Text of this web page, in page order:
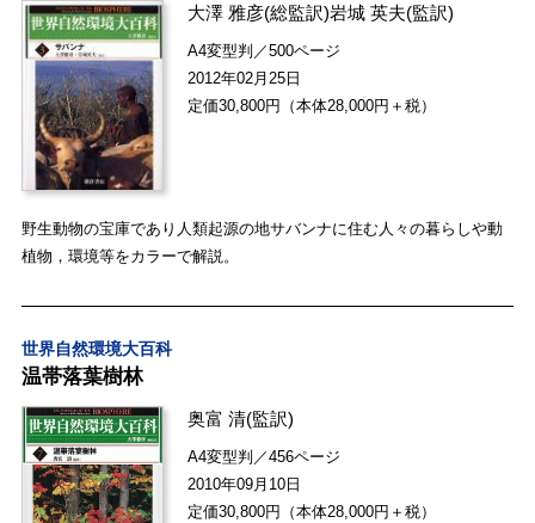
大澤 雅彦(総監訳)岩城 英夫(監訳)
A4変型判／500ページ
2012年02月25日
定価30,800円（本体28,000円＋税）
野生動物の宝庫であり人類起源の地サバンナに住む人々の暮らしや動
植物，環境等をカラーで解説。
世界自然環境大百科
温帯落葉樹林
奥富 清(監訳)
A4変型判／456ページ
2010年09月10日
定価30,800円（本体28,000円＋税）